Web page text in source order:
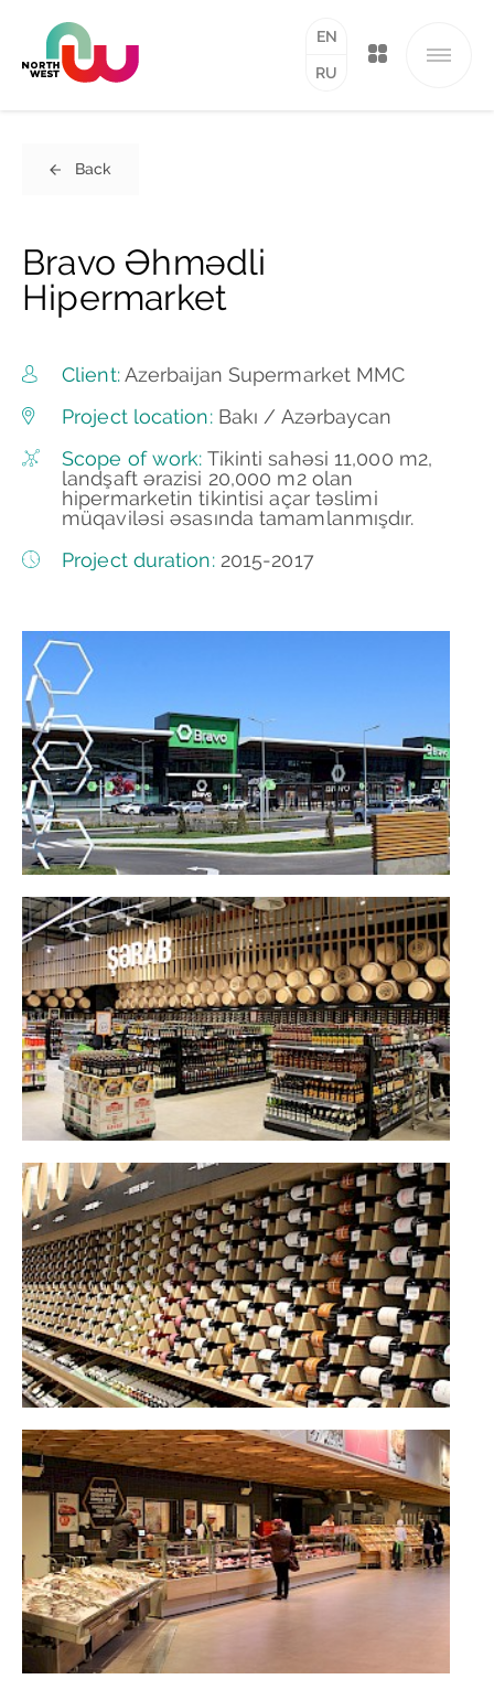
EN
RU
Back
Bravo Əhmədli
Hipermarket
Client:Azerbaijan Supermarket MMC
Project location:Bakı / Azərbaycan
Scope of work: Tikinti sahəsi 11,000 m2,
landşaft ərazisi 20,000 m2 olan
hipermarketin tikintisi açar təslimi
müqaviləsi əsasında tamamlanmışdır.
Project duration:2015-2017